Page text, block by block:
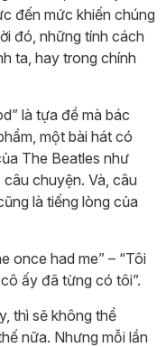
đến mức khiến chúng
đó, những tính cách
ta, hay trong chính
là tựa đề mà bác
một bài hát có
The Beatles như
chuyện. Và, câu
là tiếng lòng của
once had me” – “Tôi
ấy đã từng có tôi”.
thì sẽ không thể
nữa. Nhưng mỗi lần